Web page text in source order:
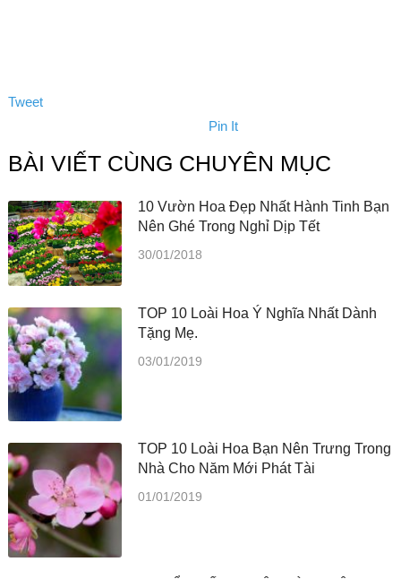
Tweet
Pin It
BÀI VIẾT CÙNG CHUYÊN MỤC
10 Vườn Hoa Đẹp Nhất Hành Tinh Bạn
Nên Ghé Trong Nghỉ Dịp Tết
30/01/2018
TOP 10 Loài Hoa Ý Nghĩa Nhất Dành
Tặng Mẹ.
03/01/2019
TOP 10 Loài Hoa Bạn Nên Trưng Trong
Nhà Cho Năm Mới Phát Tài
01/01/2019